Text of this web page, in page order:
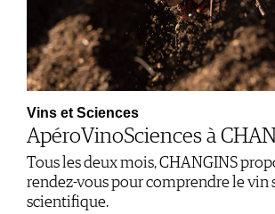
Vins et Sciences
ApéroVinoSciences à
Tous les deux mois, CHANGINS
rendez-vous pour comprendre le vin
scientifique.